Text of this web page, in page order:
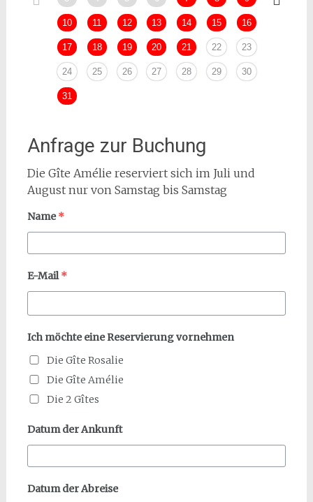
10 11 12 13 14 15 16
17 18 19 20 21 22 23
24 25 26 27 28 29 30
31
Anfrage zur Buchung
Die Gîte Amélie reserviert sich im Juli und
August nur von Samstag bis Samstag
Name *
E-Mail *
Ich möchte eine Reservierung vornehmen
Die Gîte Rosalie
Die Gîte Amélie
Die 2 Gîtes
Datum der Ankunft
Datum der Abreise